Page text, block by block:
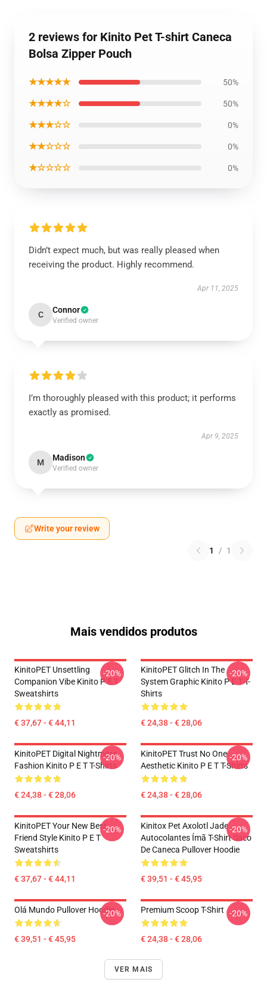
2 reviews for Kinito Pet T-shirt Caneca
Bolsa Zipper Pouch
★★★★★ 50%
★★★★☆ 50%
★★★☆☆ 0%
★★☆☆☆ 0%
★☆☆☆☆ 0%
Didn’t expect much, but was really pleased when
receiving the product. Highly recommend.
Apr 11, 2025
C Connor
Verified owner
I’m thoroughly pleased with this product; it performs
exactly as promised.
Apr 9, 2025
M Madison
Verified owner
Write your review
1 / 1
Mais vendidos produtos
KinitoPET Unsettling
Companion Vibe Kinito P E T
Sweatshirts
€ 37,67 - € 44,11
-20%
KinitoPET Glitch In The
System Graphic Kinito P E T T-
Shirts
€ 24,38 - € 28,06
-20%
KinitoPET Digital Nightmare
Fashion Kinito P E T T-Shirts
€ 24,38 - € 28,06
-20%
KinitoPET Trust No One
Aesthetic Kinito P E T T-Shirts
€ 24,38 - € 28,06
-20%
KinitoPET Your New Best
Friend Style Kinito P E T
Sweatshirts
€ 37,67 - € 44,11
-20%
Kinitox Pet Axolotl Jade
Autocolantes Ímã T-Shirt Saco
De Caneca Pullover Hoodie
€ 39,51 - € 45,95
-20%
Olá Mundo Pullover Hoodie
€ 39,51 - € 45,95
-20% Premium Scoop T-Shirt
€ 24,38 - € 28,06
-20%
VER MAIS